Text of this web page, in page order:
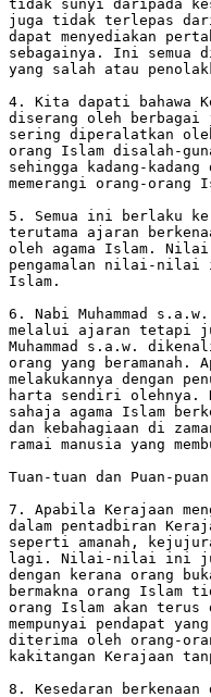
tidak sunyi daripada
juga tidak terlepas
dapat menyediakan
sebagainya. Ini semua
yang salah atau
4. Kita dapati bahawa
diserang oleh berbagai
sering diperalatkan oleh
orang Islam disalah-
sehingga kadang-
memerangi orang-orang
5. Semua ini berlaku
terutama ajaran
oleh agama Islam.
pengamalan nilai-nilai
Islam.
6. Nabi Muhammad
melalui ajaran tetapi
Muhammad s.a.w.
orang yang beramanah.
melakukannya dengan
harta sendiri olehnya.
sahaja agama Islam
dan kebahagiaan di
ramai manusia yang
Tuan-tuan dan Puan-
7. Apabila Kerajaan
dalam pentadbiran
seperti amanah,
lagi. Nilai-nilai ini juga
dengan kerana orang
bermakna orang Islam
orang Islam akan terus
mempunyai pendapat
diterima oleh orang-
kakitangan Kerajaan
8. Kesedaran